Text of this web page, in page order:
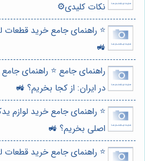
نکات کلیدی⚙️
⭐️ راهنمای جامع خرید قطعات
🚜
راهنمای جامع ⭐️ راهنمای
در ایران: از کجا بخریم؟ 🚜
⭐️ راهنمای جامع خرید لوازم
اصلی بخریم؟ 🚜
⭐️ راهنمای جامع خرید قطعات